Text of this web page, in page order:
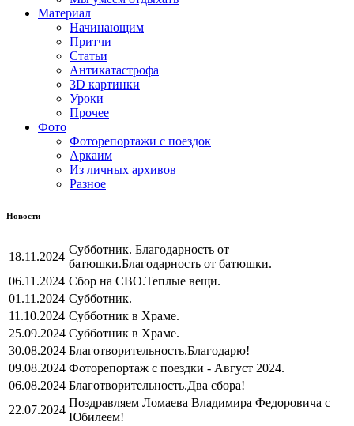
Материал
Начинающим
Притчи
Статьи
Антикатастрофа
3D картинки
Уроки
Прочее
Фото
Фоторепортажи с поездок
Аркаим
Из личных архивов
Разное
Новости
18.11.2024
Субботник. Благодарность от
батюшки.Благодарность от батюшки.
06.11.2024 Сбор на СВО.Теплые вещи.
01.11.2024 Субботник.
11.10.2024 Субботник в Храме.
25.09.2024 Субботник в Храме.
30.08.2024 Благотворительность.Благодарю!
09.08.2024 Фоторепортаж с поездки - Август 2024.
06.08.2024 Благотворительность.Два сбора!
22.07.2024
Поздравляем Ломаева Владимира Федоровича с
Юбилеем!